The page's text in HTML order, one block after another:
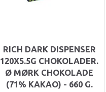
RICH DARK DISPENSER
120X5.5G CHOKOLADER.
Ø MØRK CHOKOLADE
(71% KAKAO) - 660 G.